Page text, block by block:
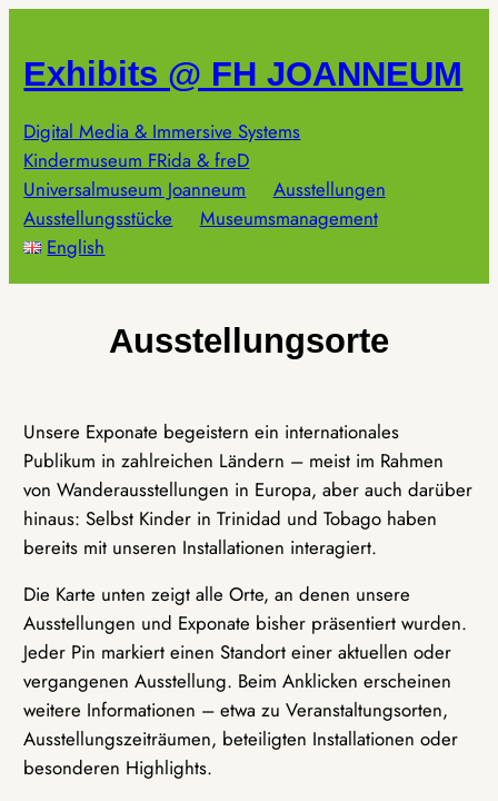
springen
Exhibits @ FH JOANNEUM
Digital Media & Immersive Systems
Kindermuseum FRida & freD
Universalmuseum Joanneum
Ausstellungen
Ausstellungsstücke
Museumsmanagement
English
Ausstellungsorte
Unsere Exponate begeistern ein internationales
Publikum in zahlreichen Ländern – meist im Rahmen
von Wanderausstellungen in Europa, aber auch darüber
hinaus: Selbst Kinder in Trinidad und Tobago haben
bereits mit unseren Installationen interagiert.
Die Karte unten zeigt alle Orte, an denen unsere
Ausstellungen und Exponate bisher präsentiert wurden.
Jeder Pin markiert einen Standort einer aktuellen oder
vergangenen Ausstellung. Beim Anklicken erscheinen
weitere Informationen – etwa zu Veranstaltungsorten,
Ausstellungszeiträumen, beteiligten Installationen oder
besonderen Highlights.